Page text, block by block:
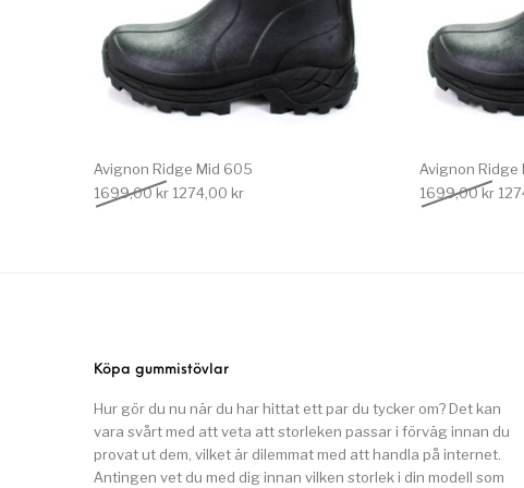
Avignon Ridge Mid 605
1699,00kr Det ursprungliga priset var: 1699,00 kr.
1274,00 krDet nuvarande priset är: 1274,00 kr.
Avignon Ridge
1699,00kr
Köpa gummistövlar
Hur gör du nu när du har hittat ett par du tycker om? Det kan
vara svårt med att veta att storleken passar i förväg innan du
provat ut dem, vilket är dilemmat med att handla på internet.
Antingen vet du med dig innan vilken storlek i din modell som